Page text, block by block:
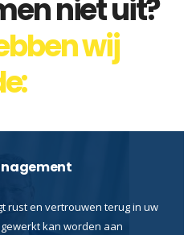
niet uit?
wij
rust en vertrouwen terug in uw
kan worden aan